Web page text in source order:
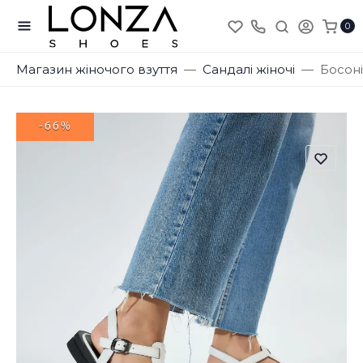
0
Магазин жіночого взуття Сандалі жіночі
-66%